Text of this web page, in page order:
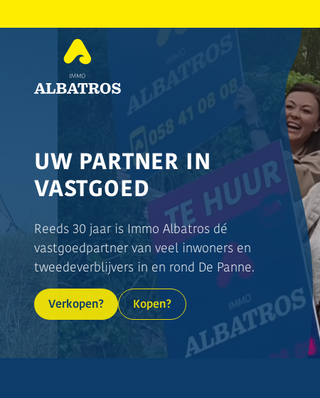
UW PARTNER IN
VASTGOED
Reeds 30 jaar is Immo Albatros dé
vastgoedpartner van veel inwoners en
tweedeverblijvers in en rond De Panne.
Verkopen? Kopen?